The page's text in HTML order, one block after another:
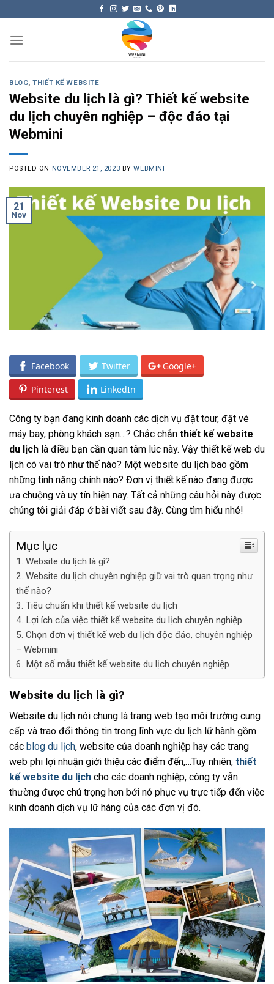
content
BLOG,THIẾT KẾ WEBSITE
Website du lịch là gì? Thiết kế website
du lịch chuyên nghiệp – độc đáo tại
Webmini
POSTED ON NOVEMBER 21, 2023 BYWEBMINI
21
Nov
Facebook Twitter Google+
Pinterest LinkedIn
Công ty bạn đang kinh doanh các dịch vụ đặt tour, đặt vé
máy bay, phòng khách sạn…? Chắc chắn thiết kế website
du lịch là điều bạn cần quan tâm lúc này. Vậy thiết kế web du
lịch có vai trò như thế nào? Một website du lịch bao gồm
những tính năng chính nào? Đơn vị thiết kế nào đang được
ưa chuộng và uy tín hiện nay. Tất cả những câu hỏi này được
chúng tôi giải đáp ở bài viết sau đây. Cùng tìm hiểu nhé!
Mục lục
Website du lịch là gì?
Website du lịch chuyên nghiệp giữ vai trò quan trọng như
thế nào?
Tiêu chuẩn khi thiết kế website du lịch
Lợi ích của việc thiết kế website du lịch chuyên nghiệp
Chọn đơn vị thiết kế web du lịch độc đáo, chuyên nghiệp
– Webmini
Một số mẫu thiết kế website du lịch chuyên nghiệp
Website du lịch là gì?
Website du lịch nói chung là trang web tạo môi trường cung
cấp và trao đổi thông tin trong lĩnh vực du lịch lữ hành gồm
các blog du lịch, website của doanh nghiệp hay các trang
web phi lợi nhuận giới thiệu các điểm đến,…Tuy nhiên, thiết
kế website du lịch cho các doanh nghiệp, công ty vẫn
thường được chú trọng hơn bởi nó phục vụ trực tiếp đến việc
kinh doanh dịch vụ lữ hàng của các đơn vị đó.